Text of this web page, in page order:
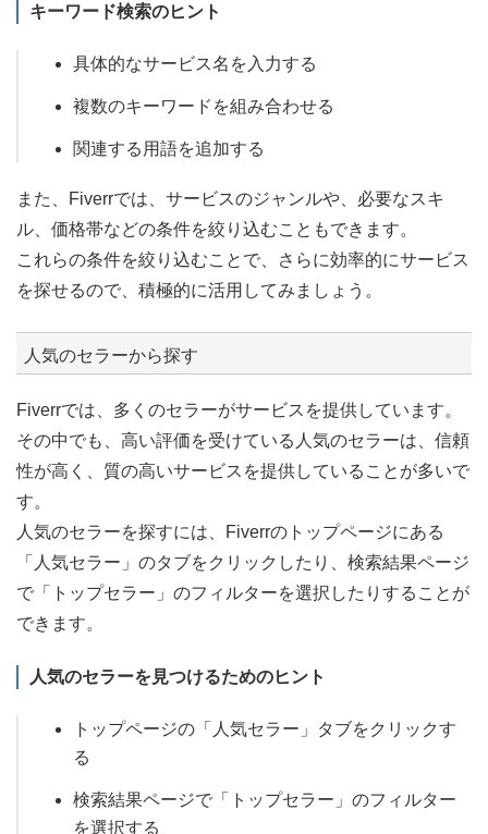
キーワード検索のヒント
具体的なサービス名を入力する
複数のキーワードを組み合わせる
関連する用語を追加する
また、Fiverrでは、サービスのジャンルや、必要なスキ
ル、価格帯などの条件を絞り込むこともできます。
これらの条件を絞り込むことで、さらに効率的にサービス
を探せるので、積極的に活用してみましょう。
人気のセラーから探す
Fiverrでは、多くのセラーがサービスを提供しています。
その中でも、高い評価を受けている人気のセラーは、信頼
性が高く、質の高いサービスを提供していることが多いで
す。
人気のセラーを探すには、Fiverrのトップページにある
「人気セラー」のタブをクリックしたり、検索結果ページ
で「トップセラー」のフィルターを選択したりすることが
できます。
人気のセラーを見つけるためのヒント
トップページの「人気セラー」タブをクリックす
る
検索結果ページで「トップセラー」のフィルター
を選択する